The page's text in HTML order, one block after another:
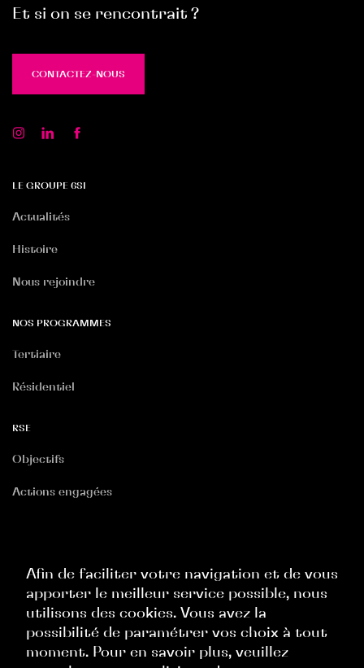
Et si on se rencontrait ?
CONTACTEZ-NOUS
LE GROUPE 6SI
Actualités
Histoire
Nous rejoindre
NOS PROGRAMMES
Tertiaire
Résidentiel
RSE
Objectifs
Actions engagées
Politique Commerciale
Politique Ressources Humaines
Afin de faciliter votre navigation et de vous
apporter le meilleur service possible, nous
utilisons des cookies. Vous avez la
possibilité de paramétrer vos choix à tout
moment. Pour en savoir plus, veuillez